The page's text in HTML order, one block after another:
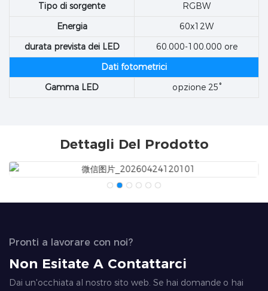
Tipo di sorgente
RGBW
Energia
60x12W
durata prevista dei LED
60.000-100.000 ore
Dati fotometrici
Gamma LED
opzione 25°
Dettagli Del Prodotto
Pronti a lavorare con noi?
Non Esitate A Contattarci
Dai un'occhiata al nostro sito web. Se hai domande o hai